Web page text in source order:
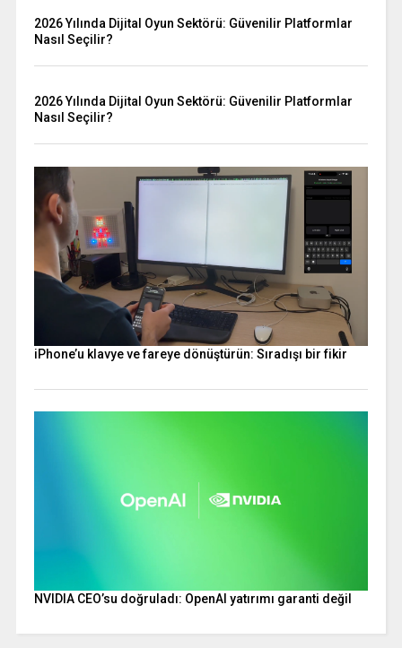
2026 Yılında Dijital Oyun Sektörü: Güvenilir Platformlar
Nasıl Seçilir?
2026 Yılında Dijital Oyun Sektörü: Güvenilir Platformlar
Nasıl Seçilir?
iPhone’u klavye ve fareye dönüştürün: Sıradışı bir fikir
NVIDIA CEO’su doğruladı: OpenAI yatırımı garanti değil